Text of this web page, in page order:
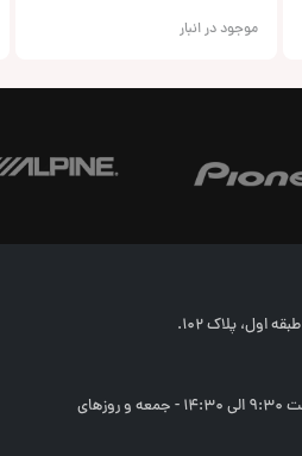
موجود در انبار
شنبه تا چهارشنبه از ساعت 9:30 الی 19 - پنجشنبه از ساعت 9:30 الی 14:30 - جمعه و روزهای